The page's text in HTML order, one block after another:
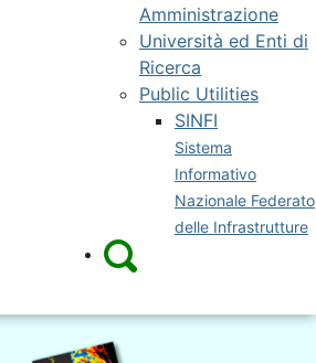
Amministrazione
Università ed Enti di
Ricerca
Public Utilities
SINFI
Sistema
Informativo
Nazionale Federato
delle Infrastrutture